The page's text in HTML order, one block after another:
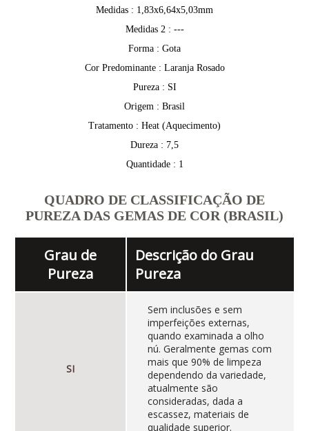
Medidas : 1,83x6,64x5,03mm
Medidas 2 : ---
Forma : Gota
Cor Predominante : Laranja Rosado
Pureza : SI
Origem : Brasil
Tratamento : Heat (Aquecimento)
Dureza : 7,5
Quantidade : 1
QUADRO DE CLASSIFICAÇÃO DE
PUREZA DAS GEMAS DE COR (BRASIL)
Grau de
Pureza
Descrição do Grau
Pureza
SI
Sem inclusões e sem
imperfeições externas,
quando examinada a olho
nú. Geralmente gemas com
mais que 90% de limpeza
dependendo da variedade,
atualmente são
consideradas, dada a
escassez, materiais de
qualidade superior.